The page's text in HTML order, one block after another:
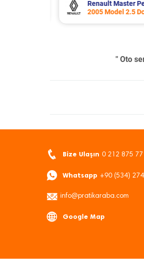
Nissan
2025
" Oto
Bize Ulaşın 0 212 875 77
Whatsapp +90 (534)
info@pratikaraba.com
Google Map